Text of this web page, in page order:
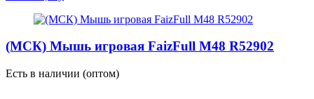
(МСК) Мышь игровая FaizFull M48 R52902
Есть в наличии (оптом)